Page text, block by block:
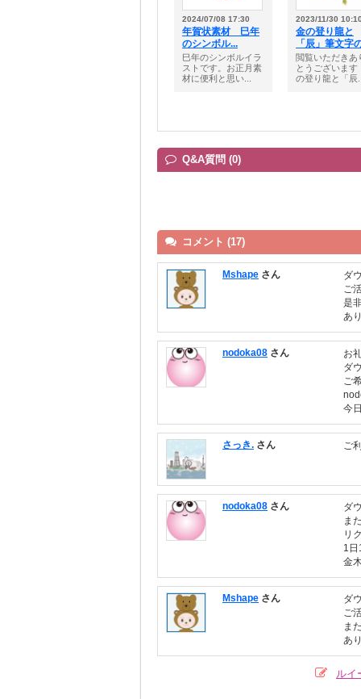
2024/07/08 17:30
年賀状素材 巳年
のシンボル...
巳年のシンボルイラ
ストです。お正月素
材に便利と思い...
2023/11/30
金の登り龍と
「辰」筆文字
閲覧いただきあ
とうございます
の登り龍と「辰
Q&A質問 (0)
コメント (17)
Mshape さん
ダ
ご
是
あ
nodoka08 さん
お
ダ
ご
今
さっき. さん ご
nodoka08 さん
ダ
ま
リ
1日
金
Mshape さん
ダ
ご
ま
あ
ルイ